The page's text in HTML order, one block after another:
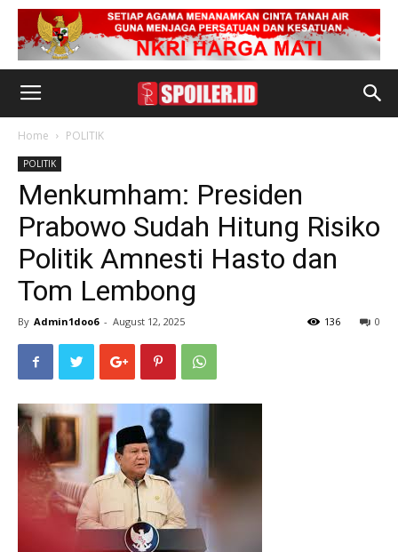
Home POLITIK
POLITIK
Menkumham: Presiden
Prabowo Sudah Hitung Risiko
Politik Amnesti Hasto dan
Tom Lembong
By Admin1doo6 - August 12, 2025 0
136